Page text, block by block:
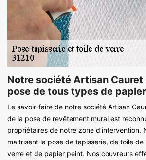
Notre société Artisan Cauret
pose de tous types de
Le savoir-faire de notre société Artisan
de la pose de revêtement mural est
propriétaires de notre zone d’intervention.
maitrisent la pose de tapisserie, de toile
verre et de papier peint. Nos couvreurs